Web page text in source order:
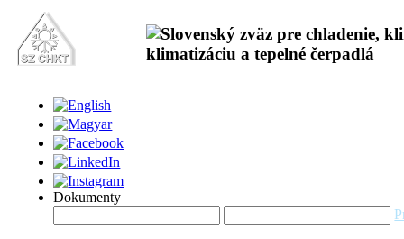
Dokumenty